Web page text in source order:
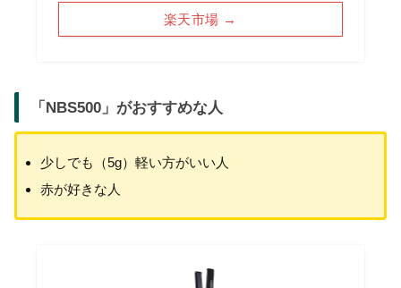
楽天市場 →
「 NBS500 」がおすすめな人
少しでも（5g）軽い方がいい人
赤が好きな人